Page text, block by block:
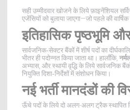
सही उम्मीदवार खोजने के लियेफ़ाइनेंशियल
एजेंसियों को बुलाया जाएगा—जो पहले की
इतिहासिक पृष्ठभूमि और
सार्वजनिक‑सेक्टर बैंकों में शीर्ष पदों का
भीतर ही पदोन्नत किया जाता था। हालाँकि,
अभ्यास, और स्थायी वृद्धि के लिये सार्वजनिक
नियुक्ति दिशा‑निर्देशों में संशोधन किया।
नई भर्ती मानदंडों की
ऊँचे पदों के लिये दो अलग-अलग ट्रैक स्थापित